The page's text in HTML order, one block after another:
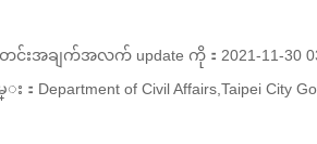
င်းအချက်အလက် update ကို：2021-11-30
Department of Civil Affairs,Taipei City